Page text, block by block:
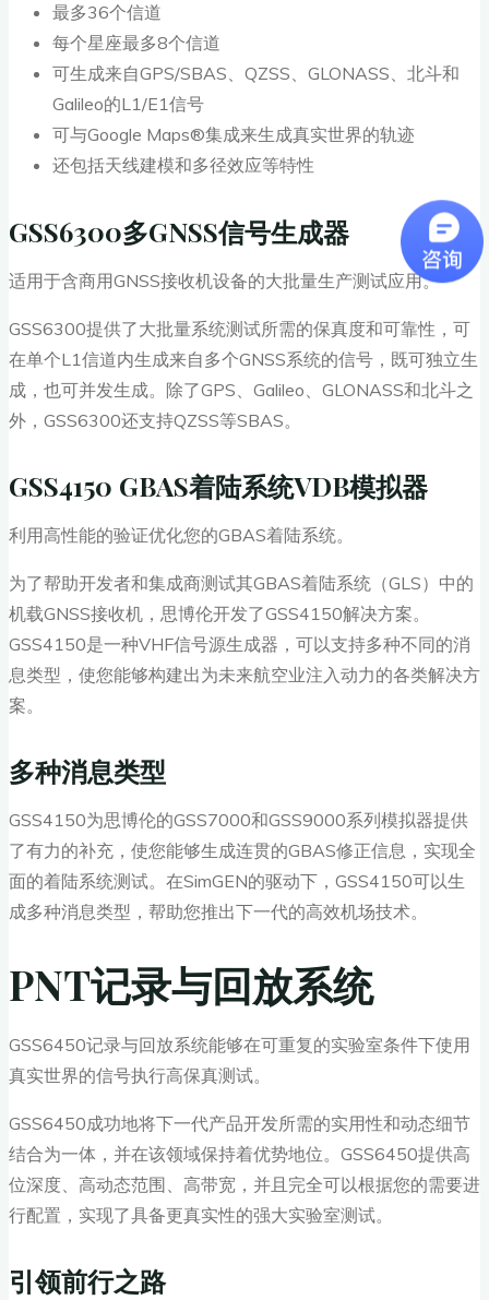
最多36个信道
每个星座最多8个信道
可生成来自GPS/SBAS、QZSS、GLONASS、北斗和
Galileo的L1/E1信号
可与Google Maps®集成来生成真实世界的轨迹
还包括天线建模和多径效应等特性
GSS6300多GNSS信号生成器
适用于含商用GNSS接收机设备的大批量生产测试应用。
GSS6300提供了大批量系统测试所需的保真度和可靠性，可
在单个L1信道内生成来自多个GNSS系统的信号，既可独立生
成，也可并发生成。除了GPS、Galileo、GLONASS和北斗之
外，GSS6300还支持QZSS等SBAS。
GSS4150 GBAS着陆系统VDB模拟器
利用高性能的验证优化您的GBAS着陆系统。
为了帮助开发者和集成商测试其GBAS着陆系统（GLS）中的
机载GNSS接收机，思博伦开发了GSS4150解决方案。
GSS4150是一种VHF信号源生成器，可以支持多种不同的消
息类型，使您能够构建出为未来航空业注入动力的各类解决方
案。
多种消息类型
GSS4150为思博伦的GSS7000和GSS9000系列模拟器提供
了有力的补充，使您能够生成连贯的GBAS修正信息，实现全
面的着陆系统测试。在SimGEN的驱动下，GSS4150可以生
成多种消息类型，帮助您推出下一代的高效机场技术。
PNT记录与回放系统
GSS6450记录与回放系统能够在可重复的实验室条件下使用
真实世界的信号执行高保真测试。
GSS6450成功地将下一代产品开发所需的实用性和动态细节
结合为一体，并在该领域保持着优势地位。GSS6450提供高
位深度、高动态范围、高带宽，并且完全可以根据您的需要进
行配置，实现了具备更真实性的强大实验室测试。
引领前行之路